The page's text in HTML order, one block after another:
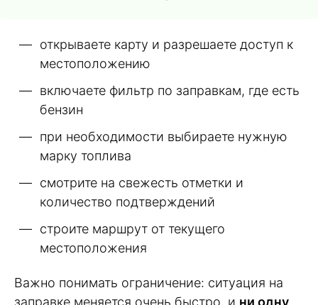
открываете карту и разрешаете доступ к
местоположению
включаете фильтр по заправкам, где есть
бензин
при необходимости выбираете нужную
марку топлива
смотрите на свежесть отметки и
количество подтверждений
строите маршрут от текущего
местоположения
Важно понимать ограничение: ситуация на
заправке меняется очень быстро, и ни одну